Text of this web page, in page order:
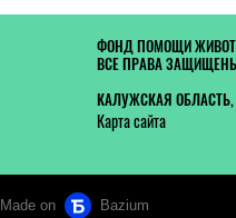
ФОНД ПОМОЩИ
ВСЕ ПРАВА
КАЛУЖСКАЯ
Карта сайта
Made on Bazium